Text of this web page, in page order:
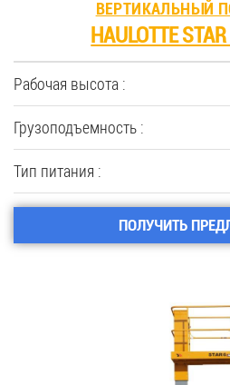
Запчасти
Услуги
О компании
ВЕРТИКАЛЬНЫЙ
HAULOTTE
Рабочая высота :
Грузоподъемность :
Тип питания :
ПОЛУЧИТЬ